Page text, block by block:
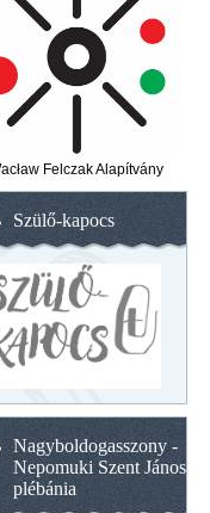
Felczak Alapítvány
Szülő-kapocs
Nagyboldogasszony -
Nepomuki Szent János
plébánia